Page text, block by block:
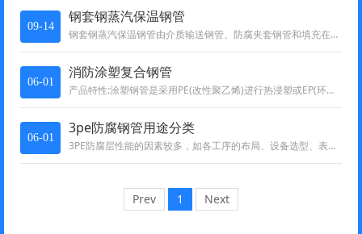
09-14
钢套钢蒸汽保温钢管
钢套钢蒸汽保温钢管由介质输送钢管、防腐夹套钢管和填充在钢管和夹套钢管之间的超细玻璃棉组成也可以由石墨···
06-01
消防涂塑复合钢管
产品特性:涂塑钢管是采用PE(改性聚乙烯)进行热浸塑或EP(环氧树脂)进行内外涂覆的产品，具有优良的耐腐蚀性能···
06-01
3pe防腐钢管用途分类
3PE防腐层性能的因素较多，如各工序的布局、设备选型、表面质量、加热方式、涂装温度、冷却方式、传动精度···
Prev 1 Next